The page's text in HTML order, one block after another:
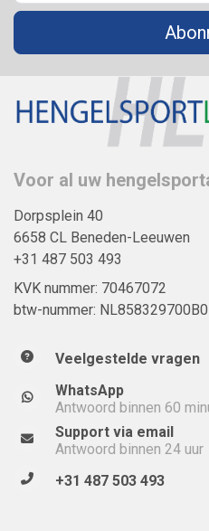
Voor al uw
Dorpsplein 40
6658 CL Beneden-Leeuwen
+31 487 503 493
KVK nummer: 70467072
btw-nummer:
Veelgestelde vragen
WhatsApp
Antwoord binnen 60
Support via email
Antwoord binnen 24 uur
+31 487 503 493